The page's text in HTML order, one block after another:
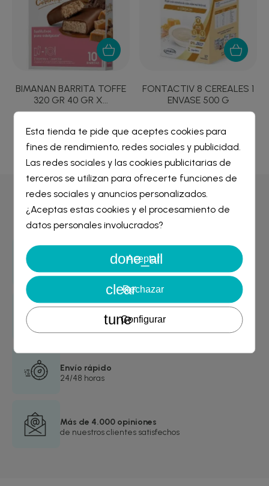
BIMANAN BARRITA TOFFE
320 GR 40 GR X...
FONTACTIV 8 CEREALES 1
ENVASE 500 G
Por qué comprar enFarmacia Liceo
Entrega GRATIS
desde 29€
Garantía de devolución
Envío rápido
24/48 horas
Más de 4.000 opiniones
de nuestros clientes satisfechos
Crear lista de deseos
Nombre de la lista de deseos
Cancelar Crear lista de deseos
Iniciar sesión
Debe iniciar sesión para guardar productos en su lista de
deseos.
Cancelar Iniciar sesión
Esta tienda te pide que aceptes cookies para
fines de rendimiento, redes sociales y publicidad.
Las redes sociales y las cookies publicitarias de
terceros se utilizan para ofrecerte funciones de
redes sociales y anuncios personalizados.
¿Aceptas estas cookies y el procesamiento de
datos personales involucrados?
done_all
Aceptar
clearRechazar
tuneConfigurar